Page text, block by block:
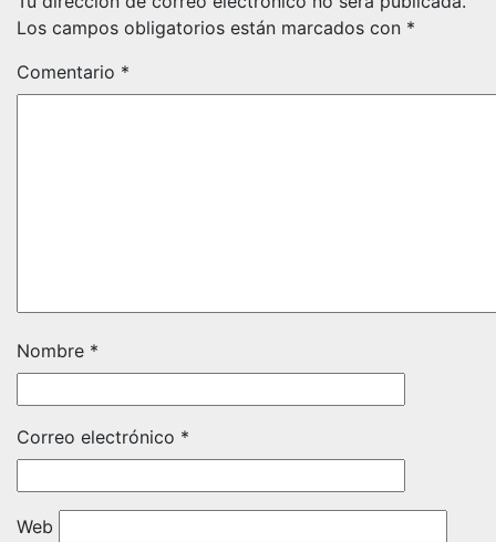
Los campos obligatorios están marcados con *
Comentario *
Nombre *
Correo electrónico *
Web